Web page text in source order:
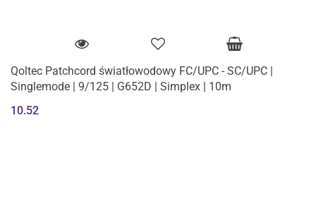
Qoltec Patchcord światłowodowy FC/UPC - SC/UPC |
Singlemode | 9/125 | G652D | Simplex | 10m
10.52